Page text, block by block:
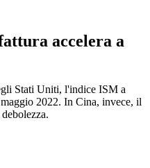
accelera a
Stati Uniti, l'indice ISM a
2022. In Cina, invece, il